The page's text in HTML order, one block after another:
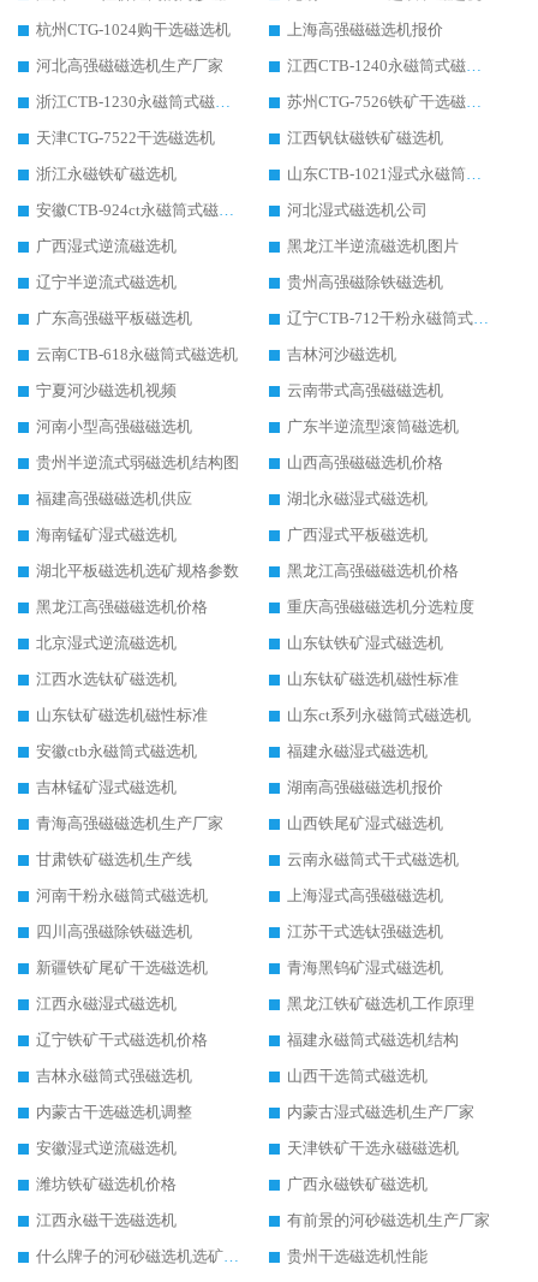
杭州CTG-1024购干选磁选机
上海高强磁磁选机报价
河北高强磁磁选机生产厂家
江西CTB-1240永磁筒式磁选机厂家
浙江CTB-1230永磁筒式磁选机生产厂家
苏州CTG-7526铁矿干选磁选机
天津CTG-7522干选磁选机
江西钒钛磁铁矿磁选机
浙江永磁铁矿磁选机
山东CTB-1021湿式永磁筒式磁选机
安徽CTB-924ct永磁筒式磁选机
河北湿式磁选机公司
广西湿式逆流磁选机
黑龙江半逆流磁选机图片
辽宁半逆流式磁选机
贵州高强磁除铁磁选机
广东高强磁平板磁选机
辽宁CTB-712干粉永磁筒式磁选机
云南CTB-618永磁筒式磁选机
吉林河沙磁选机
宁夏河沙磁选机视频
云南带式高强磁磁选机
河南小型高强磁磁选机
广东半逆流型滚筒磁选机
贵州半逆流式弱磁选机结构图
山西高强磁磁选机价格
福建高强磁磁选机供应
湖北永磁湿式磁选机
海南锰矿湿式磁选机
广西湿式平板磁选机
湖北平板磁选机选矿规格参数
黑龙江高强磁磁选机价格
黑龙江高强磁磁选机价格
重庆高强磁磁选机分选粒度
北京湿式逆流磁选机
山东钛铁矿湿式磁选机
江西水选钛矿磁选机
山东钛矿磁选机磁性标准
山东钛矿磁选机磁性标准
山东ct系列永磁筒式磁选机
安徽ctb永磁筒式磁选机
福建永磁湿式磁选机
吉林锰矿湿式磁选机
湖南高强磁磁选机报价
青海高强磁磁选机生产厂家
山西铁尾矿湿式磁选机
甘肃铁矿磁选机生产线
云南永磁筒式干式磁选机
河南干粉永磁筒式磁选机
上海湿式高强磁磁选机
四川高强磁除铁磁选机
江苏干式选钛强磁选机
新疆铁矿尾矿干选磁选机
青海黑钨矿湿式磁选机
江西永磁湿式磁选机
黑龙江铁矿磁选机工作原理
辽宁铁矿干式磁选机价格
福建永磁筒式磁选机结构
吉林永磁筒式强磁选机
山西干选筒式磁选机
内蒙古干选磁选机调整
内蒙古湿式磁选机生产厂家
安徽湿式逆流磁选机
天津铁矿干选永磁磁选机
潍坊铁矿磁选机价格
广西永磁铁矿磁选机
江西永磁干选磁选机
有前景的河砂磁选机生产厂家
什么牌子的河砂磁选机选矿效果好
贵州干选磁选机性能